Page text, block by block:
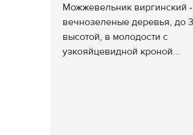
Можжевельник виргинский -
вечнозеленые деревья, до
высотой, в молодости с
узкояйцевидной кроной...